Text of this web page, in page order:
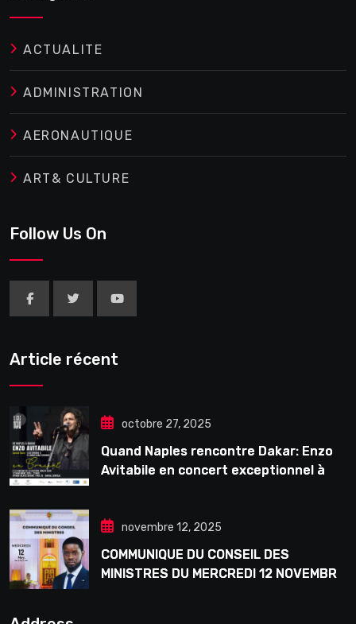
ACTUALITE
ADMINISTRATION
AERONAUTIQUE
ART& CULTURE
Follow Us On
Article récent
octobre 27, 2025
Quand Naples rencontre Dakar: Enzo
Avitabile en concert exceptionnel à
novembre 12, 2025
COMMUNIQUE DU CONSEIL DES
MINISTRES DU MERCREDI 12 NOVEMBRE